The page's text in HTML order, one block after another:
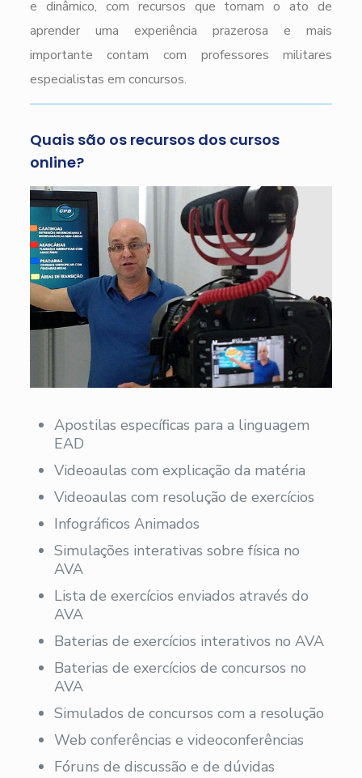
e dinâmico, com recursos que tornam o ato de
aprender uma experiência prazerosa e mais
importante contam com professores militares
especialistas em concursos.
Quais são os recursos dos cursos
online?
Apostilas específicas para a linguagem
EAD
Videoaulas com explicação da matéria
Videoaulas com resolução de exercícios
Infográficos Animados
Simulações interativas sobre física no
AVA
Lista de exercícios enviados através do
AVA
Baterias de exercícios interativos no AVA
Baterias de exercícios de concursos no
AVA
Simulados de concursos com a resolução
Web conferências e videoconferências
Fóruns de discussão e de dúvidas